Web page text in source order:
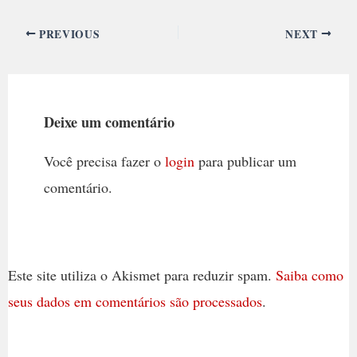
PREVIOUS NEXT
Deixe um comentário
Você precisa fazer o loginpara publicar um
comentário.
Este site utiliza o Akismet para reduzir spam. Saiba como
seus dados em comentários são processados.